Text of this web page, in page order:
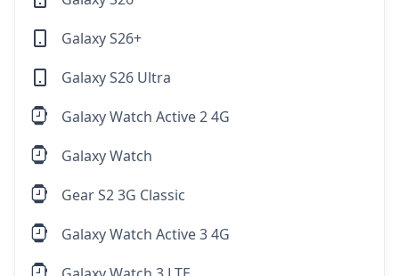
Galaxy S26+
Galaxy S26 Ultra
Galaxy Watch Active 2 4G
Galaxy Watch
Gear S2 3G Classic
Galaxy Watch Active 3 4G